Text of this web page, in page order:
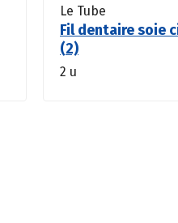
Le Tube
Fil dentaire soie
(2)
2 u